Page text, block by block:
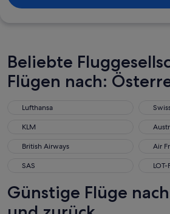
Beliebte
Flügen nach:
Lufthansa
KLM
British Airways
Air
SAS
Günstige Flüge